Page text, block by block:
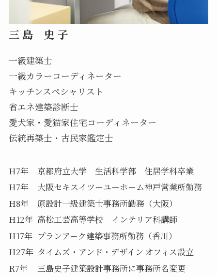
三 島 史 子
一級建築士
一級カラーコーディネーター
キッチンスペシャリスト
省エネ建築診断士
愛犬家・愛猫家住宅コーディネーター
伝統再築士・古民家鑑定士
H7年
京都府立大学 生活科学部 住居学科卒業
H7年
大阪セキスイツーユーホーム神戸営業所勤務
H8年
原設計一級建築士事務所勤務（大阪）
H12年 高松工芸高等学校 インテリア科講師
H17年 プランアーク建築事務所勤務（香川）
H27年 タイムズ・アンド・デザイン オフィス設立
R7年
三島史子建築設計事務所に事務所名変更